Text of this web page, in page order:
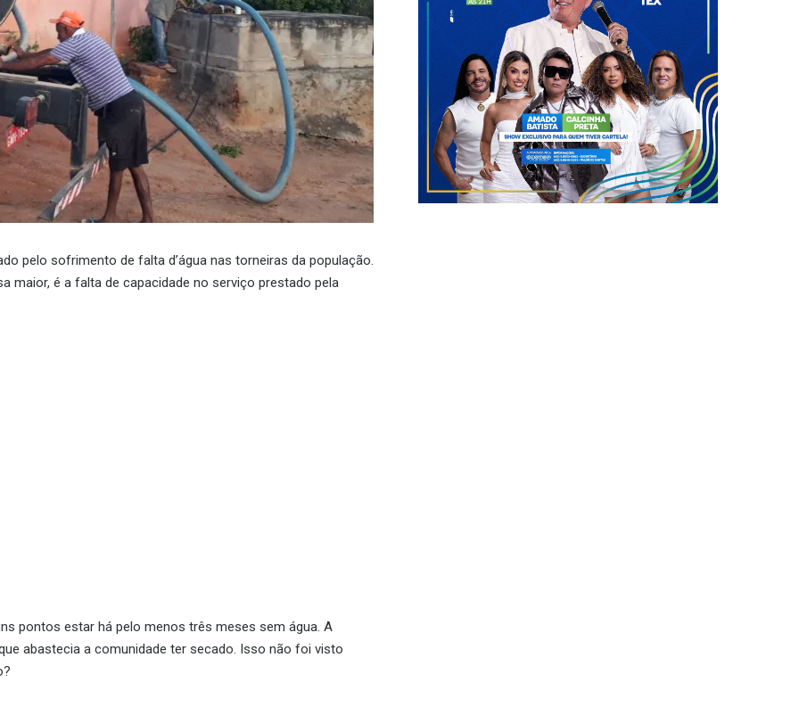
pelo sofrimento de falta d’água nas torneiras da população.
maior, é a falta de capacidade no serviço prestado pela
pontos estar há pelo menos três meses sem água. A
abastecia a comunidade ter secado. Isso não foi visto